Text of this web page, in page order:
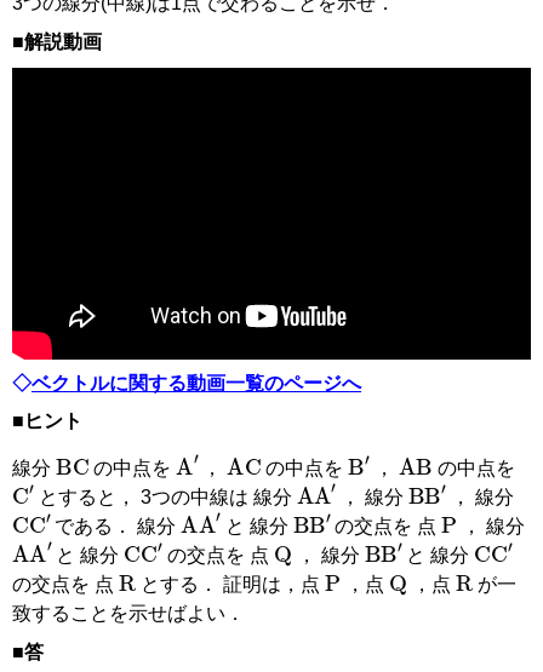
■解説動画
◇ベクトルに関する動画一覧のページへ
■ヒント
線分
BC
の中点を A′ ，
AC
の中点を B′ ，
AB
の中点を
C′とすると， 3つの中線は 線分 AA′ ， 線分 BB′ ， 線分
CC′である． 線分 AA′ と 線分 BB′の交点を 点
P
， 線分
AA′ と 線分 CC′の交点を 点
Q
， 線分 BB′と 線分 CC′
の交点を 点
R
とする． 証明は，点
P
，点
Q
，点
R
が一
致することを示せばよい．
■答